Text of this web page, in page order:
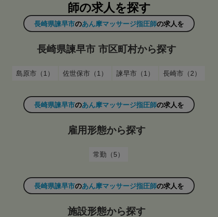
師の求人を探す
長崎県諫早市のあん摩マッサージ指圧師の求人を
長崎県諫早市 市区町村から探す
島原市（1） 佐世保市（1） 諫早市（1） 長崎市（2）
長崎県諫早市のあん摩マッサージ指圧師の求人を
雇用形態から探す
常勤（5）
長崎県諫早市のあん摩マッサージ指圧師の求人を
施設形態から探す